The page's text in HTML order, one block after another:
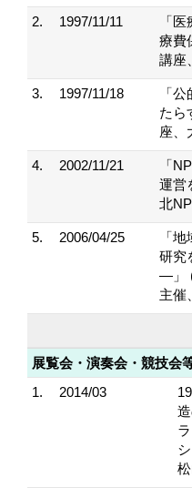
2. 1997/11/11
「
療費
講座
3. 1997/11/18
「
たら
座、
4. 2002/11/21
「
運営
北
5. 2006/04/25
「
研究
―」
主催
展覧会・演奏会・競技会
1.
2014/03